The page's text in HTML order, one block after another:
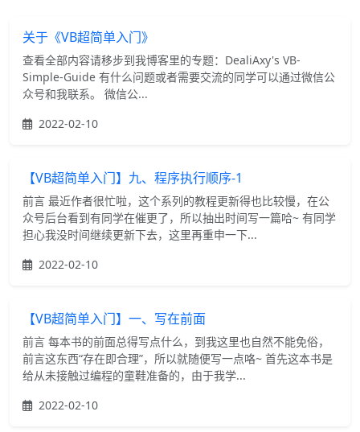
关于《VB超简单入门》
查看全部内容请移步到我博客里的专题：DealiAxy's VB-
Simple-Guide 有什么问题或者需要交流的同学可以通过微信公
众号和我联系。 微信公...
2022-02-10
【VB超简单入门】九、程序执行顺序-1
前言 最近作者很忙啦，这个系列的教程更新得也比较慢，在公
众号后台看到有同学在催更了，所以抽出时间写一篇哈~ 有同学
担心我没时间继续更新下去，这里再重申一下...
2022-02-10
【VB超简单入门】一、写在前面
前言 每本书的前面总得写点什么，到我这里也自然不能免俗，
前言这东西“存在即合理”，所以就随便写一点咯~ 首先这本书是
给从未接触过编程的童鞋准备的，由于我学...
2022-02-10